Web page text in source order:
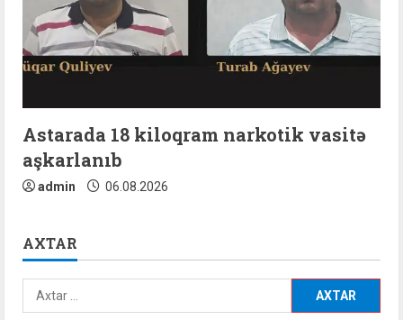
Astarada 18 kiloqram narkotik vasitə
aşkarlanıb
admin 06.08.2026
AXTAR
Axtarış: